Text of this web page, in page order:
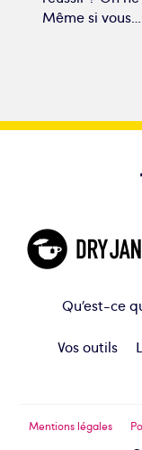
Même si vous…
Qu’est-ce
Vos outils
Mentions légales